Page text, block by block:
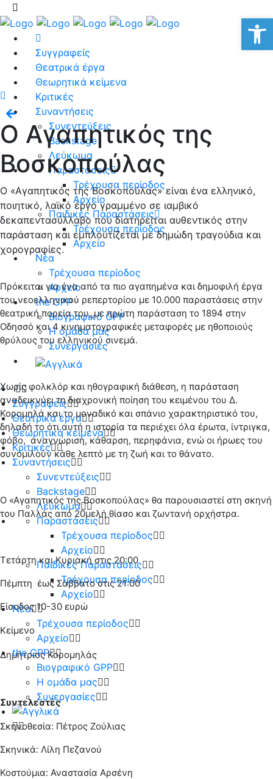
Συγγραφείς
Θεατρικά έργα
Θεωρητικά κείμενα
Κριτικές
Συναντήσεις
Συνεντεύξεις
Backstage
Λεύκωμα
Παραστάσεις
Τρέχουσα περίοδος
Αρχείο
Παιδικές Παραστάσεις
Τρέχουσα περίοδος
Αρχείο
Νέα
Τρέχουσα περίοδος
Αρχείο
the GPP
Βιογραφικό GPP
Η ομάδα μας
Συνεργασίες
Συγγραφείς
Θεατρικά έργα
Θεωρητικά κείμενα
Κριτικές
Συναντήσεις
Συνεντεύξεις
Backstage
Λεύκωμα
Παραστάσεις
Τρέχουσα περίοδος
Αρχείο
Παιδικές Παραστάσεις
Τρέχουσα περίοδος
Αρχείο
Νέα
Τρέχουσα περίοδος
Αρχείο
the GPP
Βιογραφικό GPP
Η ομάδα μας
Συνεργασίες
Ο Αγαπητικός της
Βοσκοπούλας
Ο «Αγαπητικός της Βοσκοπούλας» είναι ένα ελληνικό,
ποιητικό, λαϊκό έργο γραμμένο σε ιαμβικό
δεκαπεντασύλλαβο που διατηρείται αυθεντικός στην
παράσταση και εμπλουτίζεται με δημώδη τραγούδια και
χορογραφίες.
Πρόκειται για ένα από τα πιο αγαπημένα και δημοφιλή έργα
του νεοελληνικού ρεπερτορίου με 10.000 παραστάσεις στην
θεατρική πορεία του, με πρώτη παράσταση το 1894 στην
Οδησσό και 4 κινηματογραφικές μεταφορές με ηθοποιούς
θρύλους του ελληνικού σινεμά.
Χωρίς φολκλόρ και ηθογραφική διάθεση, η παράσταση
αναδεικνύει τη διαχρονική ποίηση του κειμένου του Δ.
Κορομηλά και το μοναδικό και σπάνιο χαρακτηριστικό του,
δηλαδή το ότι αυτή η ιστορία τα περιέχει όλα έρωτα, ίντριγκα,
φόβο, αναγνώριση, κάθαρση, περηφάνια, ενώ οι ήρωες του
συνομιλούν κάθε λεπτό με τη ζωή και το θάνατο.
Ο «Αγαπητικός της Βοσκοπούλας» θα παρουσιαστεί στη σκηνή
του Παλλάς από 20μελή θίασο και ζωντανή ορχήστρα.
Τετάρτη και Κυριακή στις 20:00
Πέμπτη έως Σάββατο στις 21:00
Είσοδος 10-30 ευρώ
Κείμενο
Δημήτριος Κορομηλάς
Συντελεστές
Σκηνοθεσία: Πέτρος Ζούλιας
Σκηνικά: Λίλη Πεζανού
Κοστούμια: Αναστασία Αρσένη